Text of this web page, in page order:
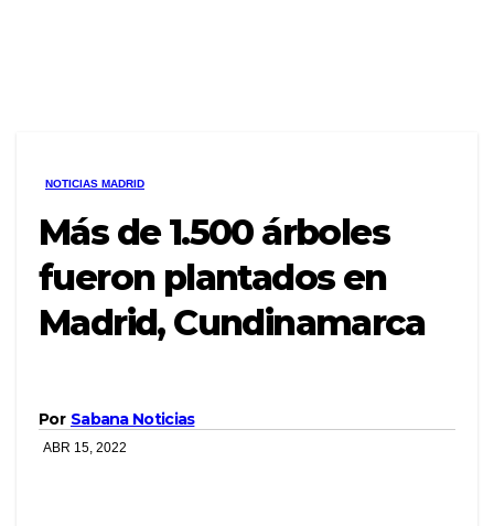
NOTICIAS MADRID
Más de 1.500 árboles
fueron plantados en
Madrid, Cundinamarca
Por Sabana Noticias
ABR 15, 2022